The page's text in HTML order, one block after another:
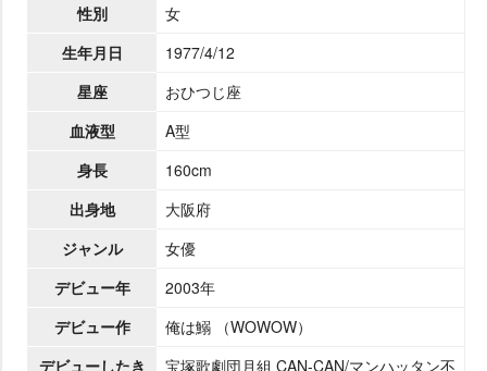
性別
女
生年月日
1977/4/12
星座
おひつじ座
血液型
A型
身長
160cm
出身地
大阪府
ジャンル
女優
デビュー年
2003年
デビュー作
俺は鰯 （WOWOW）
デビューしたき
宝塚歌劇団月組 CAN-CAN/マンハッタン不